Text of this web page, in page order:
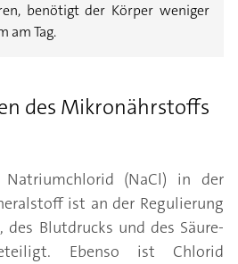
benötigt der Körper weniger
am Tag.
des Mikronährstoffs
(NaCl) in der
ist an der Regulierung
des Blutdrucks und des Säure-
Ebenso ist Chlorid